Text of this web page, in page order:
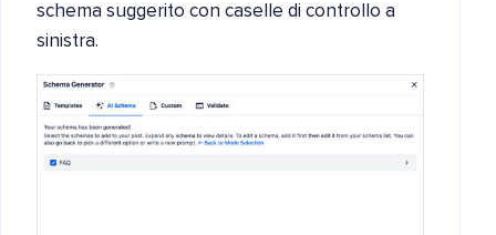
schema suggerito con caselle di controllo a
sinistra.